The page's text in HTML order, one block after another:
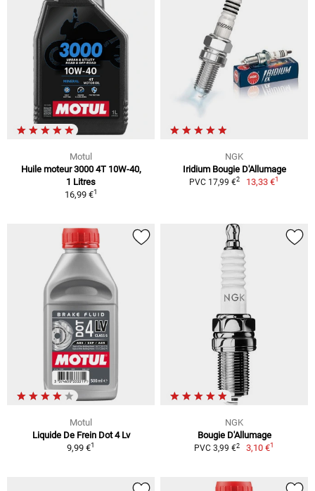
Motul
Huile moteur 3000 4T 10W-40,
1 Litres
16,99 €1
NGK
Iridium Bougie D'Allumage
PVC 17,99 €2 13,33 €1
Motul
Liquide De Frein Dot 4 Lv
9,99 €1
NGK
Bougie D'Allumage
PVC 3,99 €2 3,10 €1